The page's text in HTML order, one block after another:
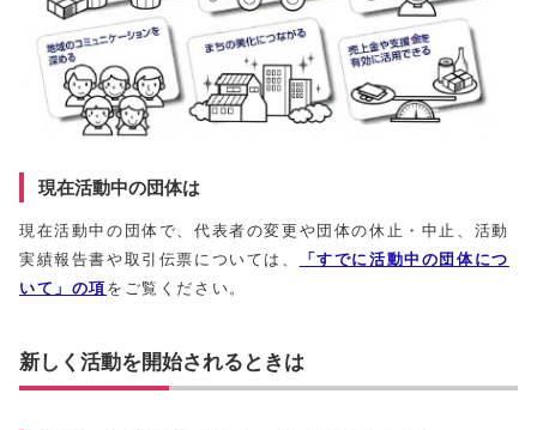
現在活動中の団体は
現在活動中の団体で、代表者の変更や団体の休止・中止、活動
実績報告書や取引伝票については、
「すでに活動中の団体につ
いて」の項 をご覧ください。
新しく活動を開始されるときは